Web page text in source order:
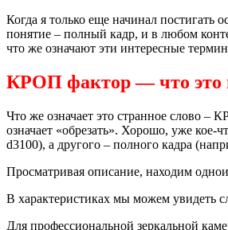
Когда я только еще начинал
понятие – полный кадр, и в любом
что же означают эти интересные
КРОП фактор — что это
Что же означает это странное слово –
означает «обрезать». Хорошо, уже
d3100), а другого – полного кадра
Просматривая описание, находим
В характеристиках мы можем увидеть
Для профессиональной зеркальной